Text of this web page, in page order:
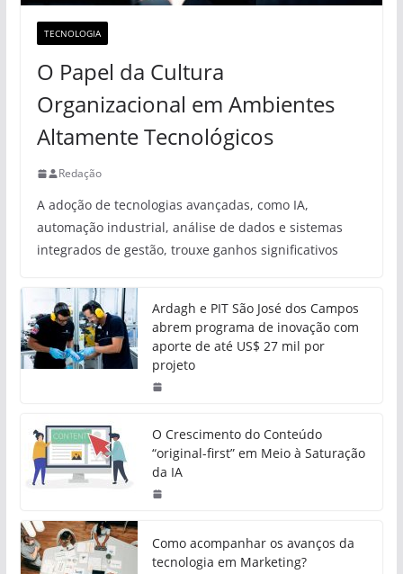
TECNOLOGIA
O Papel da Cultura
Organizacional em Ambientes
Altamente Tecnológicos
Redação
A adoção de tecnologias avançadas, como IA,
automação industrial, análise de dados e sistemas
integrados de gestão, trouxe ganhos significativos
Ardagh e PIT São José dos Campos
abrem programa de inovação com
aporte de até US$ 27 mil por
projeto
O Crescimento do Conteúdo
“original-first” em Meio à Saturação
da IA
Como acompanhar os avanços da
tecnologia em Marketing?